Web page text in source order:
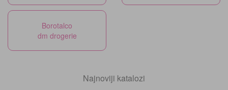
Borotalco
dm drogerie
Najnoviji katalozi